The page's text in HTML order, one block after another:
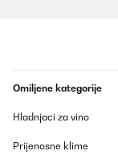
Omiljene kategorije
Hladnjaci za vino
Prijenosne klime